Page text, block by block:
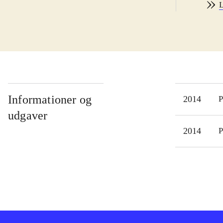
Informationer og
udgaver
2014
2014